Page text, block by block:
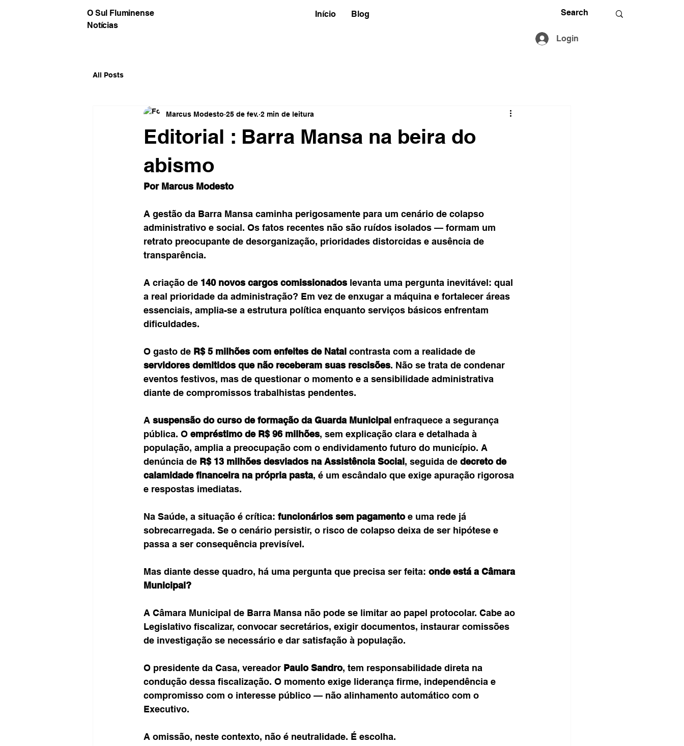
O Sul Fluminense
Notícias
Início Blog
Login
All Posts
Editorial : Barra Mansa na beira do
abismo
Marcus Modesto 25 de fev. 2 min de leitura
Por Marcus Modesto
A gestão da Barra Mansa caminha perigosamente para um cenário de colapso
administrativo e social. Os fatos recentes não são ruídos isolados — formam um
retrato preocupante de desorganização, prioridades distorcidas e ausência de
transparência.
A criação de 140 novos cargos comissionados levanta uma pergunta inevitável: qual
a real prioridade da administração? Em vez de enxugar a máquina e fortalecer áreas
essenciais, amplia-se a estrutura política enquanto serviços básicos enfrentam
dificuldades.
O gasto de R$ 5 milhões com enfeites de Natal contrasta com a realidade de
servidores demitidos que não receberam suas rescisões. Não se trata de condenar
eventos festivos, mas de questionar o momento e a sensibilidade administrativa
diante de compromissos trabalhistas pendentes.
A suspensão do curso de formação da Guarda Municipal enfraquece a segurança
pública. O empréstimo de R$ 96 milhões, sem explicação clara e detalhada à
população, amplia a preocupação com o endividamento futuro do município. A
denúncia de R$ 13 milhões desviados na Assistência Social, seguida de decreto de
calamidade financeira na própria pasta, é um escândalo que exige apuração rigorosa
e respostas imediatas.
Na Saúde, a situação é crítica: funcionários sem pagamento e uma rede já
sobrecarregada. Se o cenário persistir, o risco de colapso deixa de ser hipótese e
passa a ser consequência previsível.
Mas diante desse quadro, há uma pergunta que precisa ser feita: onde está a Câmara
Municipal?
A Câmara Municipal de Barra Mansa não pode se limitar ao papel protocolar. Cabe ao
Legislativo fiscalizar, convocar secretários, exigir documentos, instaurar comissões
de investigação se necessário e dar satisfação à população.
O presidente da Casa, vereador Paulo Sandro, tem responsabilidade direta na
condução dessa fiscalização. O momento exige liderança firme, independência e
compromisso com o interesse público — não alinhamento automático com o
Executivo.
A omissão, neste contexto, não é neutralidade. É escolha.